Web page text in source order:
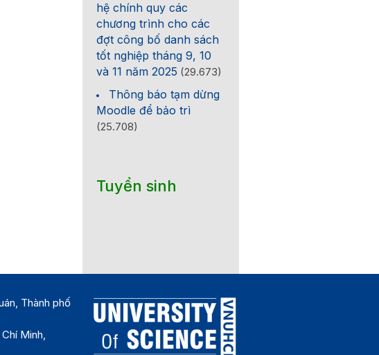
hệ chính quy các
chương trình cho các
đợt công bố danh sách
tốt nghiệp tháng 9, 10
và 11 năm 2025 (29.673)
Thông báo tạm dừng
Moodle để bảo trì
(25.708)
Tuyển sinh
Thành phố
Minh,